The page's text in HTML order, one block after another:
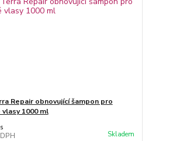
Repair obnovující šampon pro
1000 ml
Skladem